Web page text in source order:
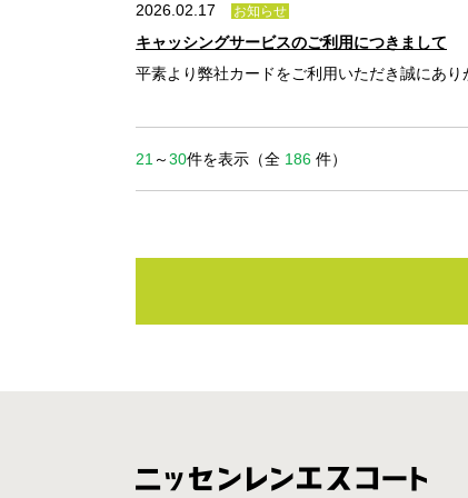
2026.02.17 お知らせ
キャッシングサービスのご利用につきまして
平素より弊社カードをご利用いただき誠にあり
21 ～30件を表示（全 186 件）